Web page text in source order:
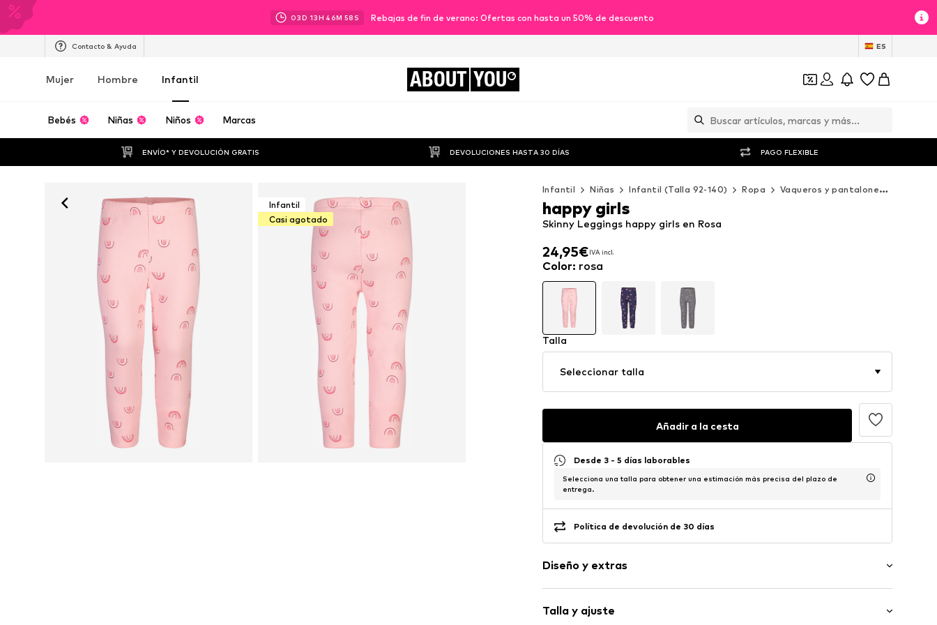
03D 13H 46M 56 S Rebajas de fin de verano: Ofertas con hasta un 50% de descuento
Contacto & Ayuda ES
Mujer Hombre Infantil ABOUT YOU
Bebés Niñas Niños Marcas
ENVÍO* Y DEVOLUCIÓN GRATIS DEVOLUCIONES HASTA 30 DÍAS PAGO FLEXIBLE
Infantil
Casi agotado
Infantil Niñas Infantil (Talla 92-140) Ropa Vaqueros y pantalones
24,95€IVA incl.
24,95€ IVA incl.
Skinny Leggings happy girls en Rosa
happy girls
Color: rosa
Talla
Seleccionar talla
Añadir a la cesta
Desde 3 - 5 días laborables
Selecciona una talla para obtener una estimación más precisa del plazo de
entrega.
Política de devolución de 30 días
Diseño y extras
Dobladillo/borde cosido
Talla y ajuste